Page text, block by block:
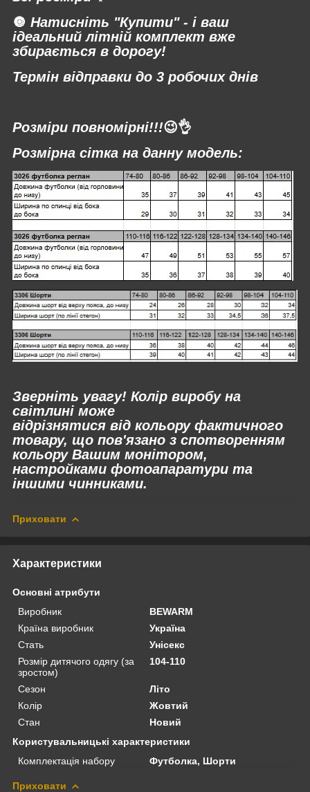
🔘 Натисніть "Купити" - і ваш
ідеальний літній комплект вже
збирається в дорогу!
Термін відправки до 3 робочих днів
Розміри повномірні!!!😉👌
Розмірна сітка на данну модель:
Зверніть увагу! Колір виробу на
світлині може
відрізнятися від кольору фактичного
товару, що пов'язано з спотворенням
кольору Вашим монітором,
настройками фотоапаратури та
іншими чинниками.
Приховати
Характеристики
Основні атрибути
Виробник
BEWARM
Країна виробник
Україна
Стать
Унісекс
Розмір дитячого одягу (за
зростом)
104-110
Сезон
Літо
Колір
Жовтий
Стан
Новий
Користувальницькі характеристики
Комплектація набору
Футболка, Шорти
Приховати